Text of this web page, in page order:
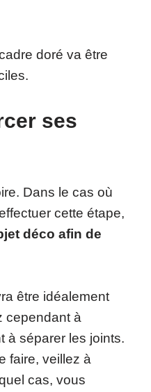
doré va être
ses
Dans le cas où
cette étape,
déco afin de
être idéalement
cependant à
à séparer les joints.
faire, veillez à
cas, vous